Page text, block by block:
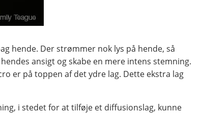
hende. Der strømmer nok lys på hende, så
ansigt og skabe en mere intens stemning.
er på toppen af det ydre lag. Dette ekstra lag
i stedet for at tilføje et diffusionslag, kunne